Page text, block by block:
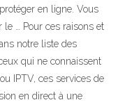
en ligne. Vous
… Pour ces raisons et
notre liste des
qui ne connaissent
IPTV, ces services de
en direct à une